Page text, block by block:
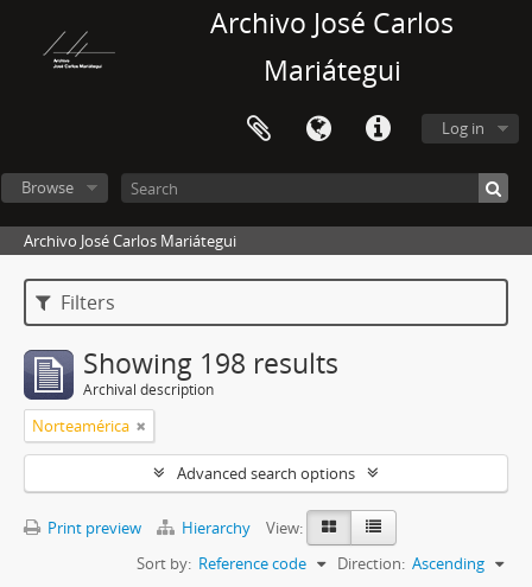
Archivo José Carlos
Mariátegui
Log in
Browse
Archivo José Carlos Mariátegui
Filters
Showing 198 results
Archival description
Norteamérica
Advanced search options
Print preview Hierarchy
View:
Sort by: Reference code Direction: Ascending